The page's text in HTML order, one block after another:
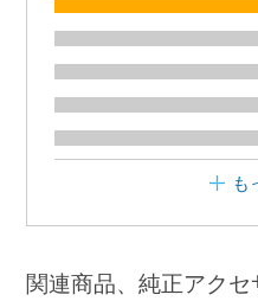
も
関連商品、純正アク